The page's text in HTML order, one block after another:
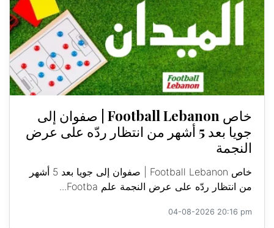
خاص Football Lebanon | صفوان إلى
جويا بعد 5 أشهر من انتظار ردّه على عرض
النجمة
خاص Football Lebanon | صفوان إلى جويا بعد 5 أشهر
من انتظار ردّه على عرض النجمة علم Footba...
04-08-2026 20:16 pm